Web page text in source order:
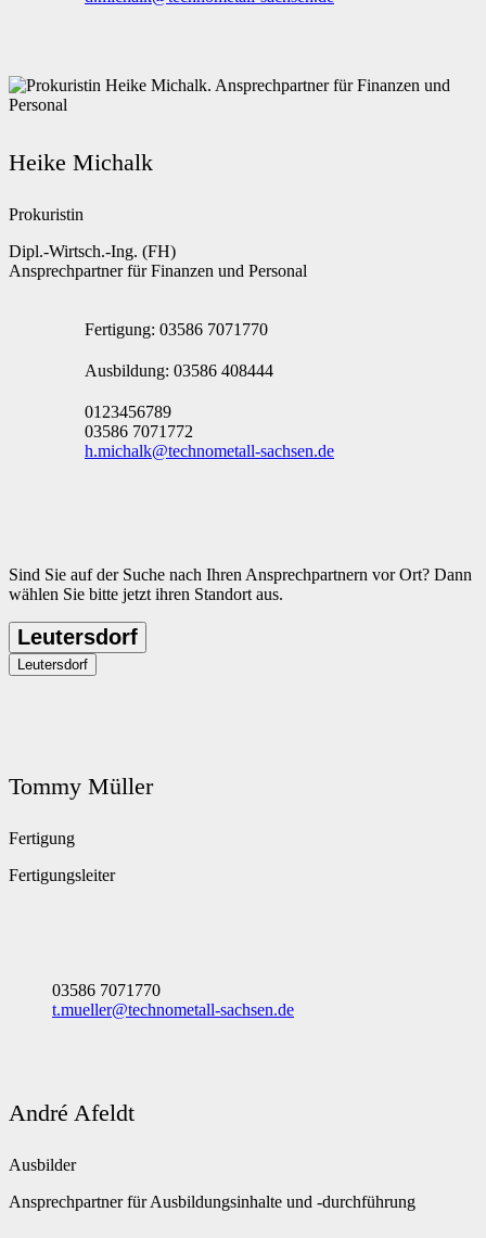
Heike Michalk
Prokuristin
Dipl.-Wirtsch.-Ing. (FH)
Ansprechpartner für Finanzen und Personal
Fertigung: 03586 7071770
Ausbildung: 03586 408444
0123456789
03586 7071772
h.michalk@technometall-sachsen.de
Sind Sie auf der Suche nach Ihren Ansprechpartnern vor Ort? Dann
wählen Sie bitte jetzt ihren Standort aus.
Leutersdorf
Leutersdorf
Tommy Müller
Fertigung
Fertigungsleiter
03586 7071770
t.mueller@technometall-sachsen.de
André Afeldt
Ausbilder
Ansprechpartner für Ausbildungsinhalte und -durchführung